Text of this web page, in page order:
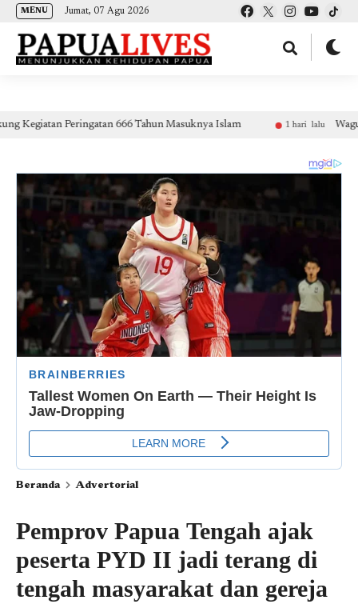
(self.SWG_BASIC = self.SWG_BASIC || []).push( basicSubscriptions => {
basicSubscriptions.init({ type: "NewsArticle", isPartOfType: ["Product"], isPartOfProductId:
MENU Jumat, 07 Agu 2026
Peringatan 666 Tahun Masuknya Islam 1 hari lalu Wagub
Beranda Advertorial
Pemprov Papua Tengah ajak
peserta PYD II jadi terang di
tengah masyarakat dan gereja